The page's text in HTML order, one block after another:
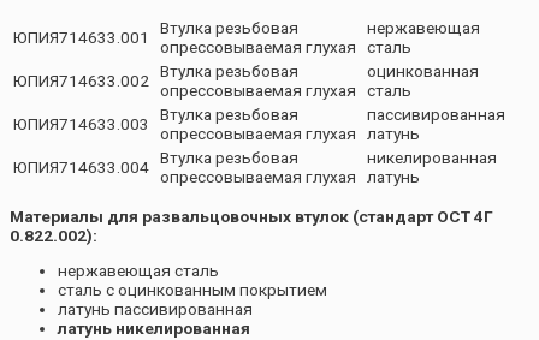
ЮПИЯ714633.001
Втулка резьбовая
опрессовываемая глухая
нержавеющая
сталь
ЮПИЯ714633.002
Втулка резьбовая
опрессовываемая глухая
оцинкованная
сталь
ЮПИЯ714633.003
Втулка резьбовая
опрессовываемая глухая
пассивированная
латунь
ЮПИЯ714633.004 Втулка резьбовая
опрессовываемая глухая
никелированная
латунь
Материалы для развальцовочных втулок (стандарт ОСТ 4Г
0.822.002):
нержавеющая сталь
сталь с оцинкованным покрытием
латунь пассивированная
латунь никелированная